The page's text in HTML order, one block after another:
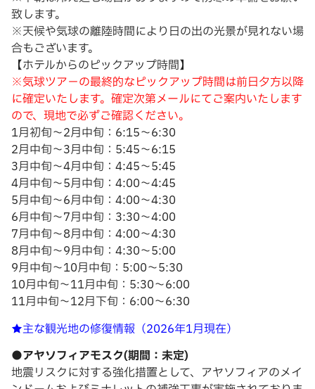
致します。
※天候や気球の離陸時間により日の出の光景が見れない場
合もございます。
【ホテルからのピックアップ時間】
※気球ツア－の最終的なピックアップ時間は前日夕方以降
に確定いたします。確定次第メールにてご案内いたします
ので、現地で必ずご確認ください。
1月初旬～2月中旬：6:15～6:30
2月中旬～3月中旬：5:45～6:15
3月中旬～4月中旬：4:45～5:45
4月中旬～5月中旬：4:00～4:45
5月中旬～6月中旬：4:00～4:30
6月中旬～7月中旬：3:30～4:00
7月中旬～8月中旬：4:00～4:30
8月中旬～9月中旬：4:30～5:00
9月中旬～10月中旬：5:00～5:30
10月中旬～11月中旬：5:30～6:00
11月中旬～12月下旬：6:00～6:30
★主な観光地の修復情報（2026年1月現在）
●アヤソフィアモスク(期間：未定)
地震リスクに対する強化措置として、アヤソフィアのメイ